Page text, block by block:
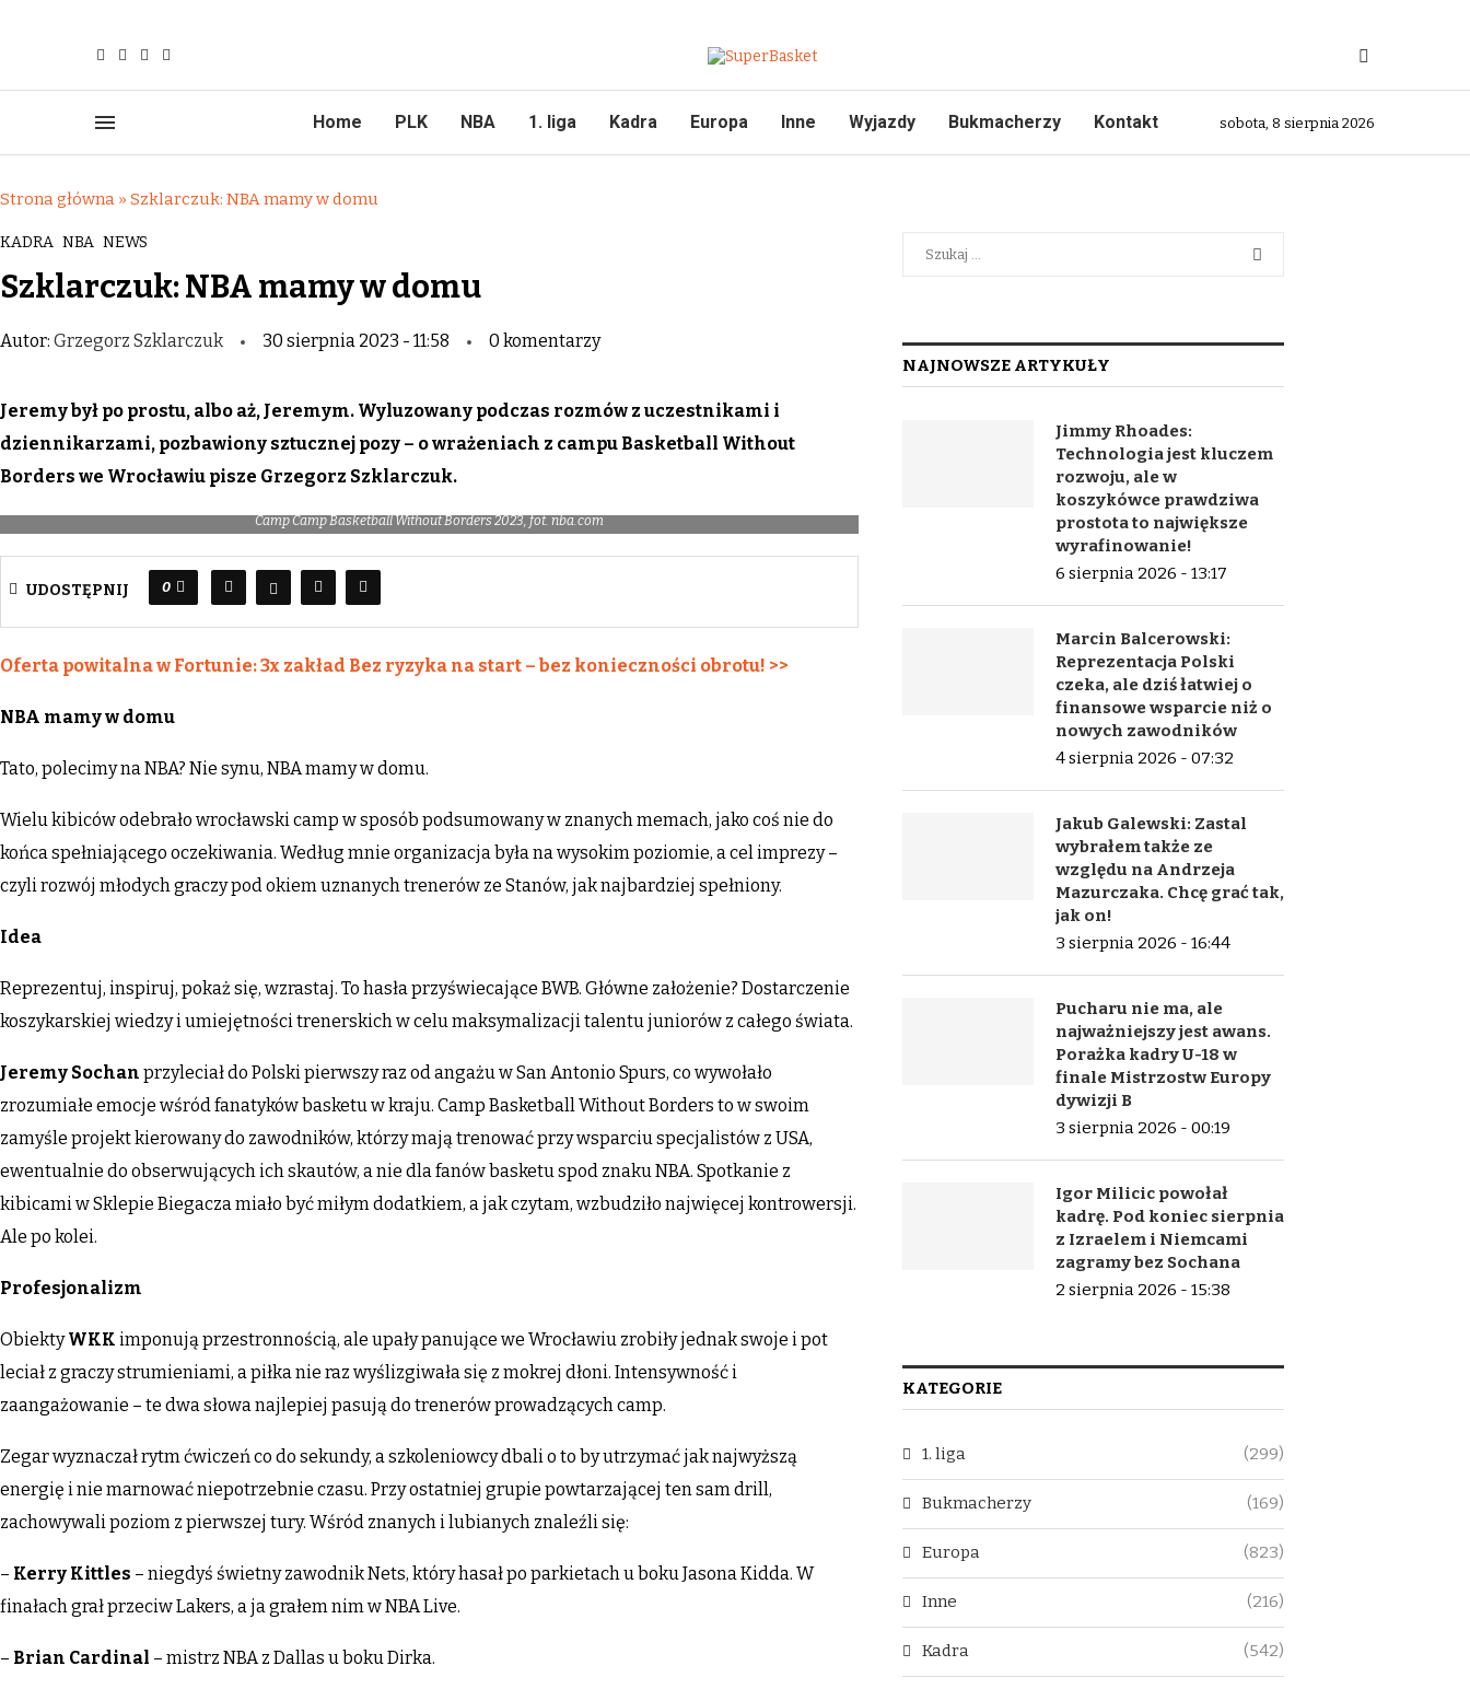
Home PLK NBA 1. liga Kadra Europa Inne Wyjazdy Bukmacherzy Kontakt sobota, 8 sierpnia 2026
Strona główna » Szklarczuk: NBA mamy w domu
KADRA NBA NEWS
Szklarczuk: NBA mamy w domu
Autor: Grzegorz Szklarczuk 30 sierpnia 2023 - 11:58 0 komentarzy
Jeremy był po prostu, albo aż, Jeremym. Wyluzowany podczas rozmów z uczestnikami i
dziennikarzami, pozbawiony sztucznej pozy – o wrażeniach z campu Basketball Without
Borders we Wrocławiu pisze Grzegorz Szklarczuk.
Camp Camp Basketball Without Borders 2023, fot. nba.com
UDOSTĘPNIJ 0
Oferta powitalna w Fortunie: 3x zakład Bez ryzyka na start – bez konieczności obrotu! >>
NBA mamy w domu
Tato, polecimy na NBA? Nie synu, NBA mamy w domu.
Wielu kibiców odebrało wrocławski camp w sposób podsumowany w znanych memach, jako coś nie do
końca spełniającego oczekiwania. Według mnie organizacja była na wysokim poziomie, a cel imprezy –
czyli rozwój młodych graczy pod okiem uznanych trenerów ze Stanów, jak najbardziej spełniony.
Idea
Reprezentuj, inspiruj, pokaż się, wzrastaj. To hasła przyświecające BWB. Główne założenie? Dostarczenie
koszykarskiej wiedzy i umiejętności trenerskich w celu maksymalizacji talentu juniorów z całego świata.
Jeremy Sochan przyleciał do Polski pierwszy raz od angażu w San Antonio Spurs, co wywołało
zrozumiałe emocje wśród fanatyków basketu w kraju. Camp Basketball Without Borders to w swoim
zamyśle projekt kierowany do zawodników, którzy mają trenować przy wsparciu specjalistów z USA,
ewentualnie do obserwujących ich skautów, a nie dla fanów basketu spod znaku NBA. Spotkanie z
kibicami w Sklepie Biegacza miało być miłym dodatkiem, a jak czytam, wzbudziło najwięcej kontrowersji.
Ale po kolei.
Profesjonalizm
ObiektyWKK imponują przestronnością, ale upały panujące we Wrocławiu zrobiły jednak swoje i pot
leciał z graczy strumieniami, a piłka nie raz wyślizgiwała się z mokrej dłoni. Intensywność i
zaangażowanie – te dwa słowa najlepiej pasują do trenerów prowadzących camp.
Zegar wyznaczał rytm ćwiczeń co do sekundy, a szkoleniowcy dbali o to by utrzymać jak najwyższą
energię i nie marnować niepotrzebnie czasu. Przy ostatniej grupie powtarzającej ten sam drill,
zachowywali poziom z pierwszej tury. Wśród znanych i lubianych znaleźli się:
– Kerry Kittles – niegdyś świetny zawodnik Nets, który hasał po parkietach u boku Jasona Kidda. W
finałach grał przeciw Lakers, a ja grałem nim w NBA Live.
– Brian Cardinal – mistrz NBA z Dallas u boku Dirka.
NAJNOWSZE ARTYKUŁY
Jimmy Rhoades:
Technologia jest kluczem
rozwoju, ale w
koszykówce prawdziwa
prostota to największe
wyrafinowanie!
6 sierpnia 2026 - 13:17
Marcin Balcerowski:
Reprezentacja Polski
czeka, ale dziś łatwiej o
finansowe wsparcie niż o
nowych zawodników
4 sierpnia 2026 - 07:32
Jakub Galewski: Zastal
wybrałem także ze
względu na Andrzeja
Mazurczaka. Chcę grać tak,
jak on!
3 sierpnia 2026 - 16:44
Pucharu nie ma, ale
najważniejszy jest awans.
Porażka kadry U-18 w
finale Mistrzostw Europy
dywizji B
3 sierpnia 2026 - 00:19
Igor Milicic powołał
kadrę. Pod koniec sierpnia
z Izraelem i Niemcami
zagramy bez Sochana
2 sierpnia 2026 - 15:38
KATEGORIE
1. liga (299)
Bukmacherzy (169)
Europa (823)
Inne (216)
Kadra (542)